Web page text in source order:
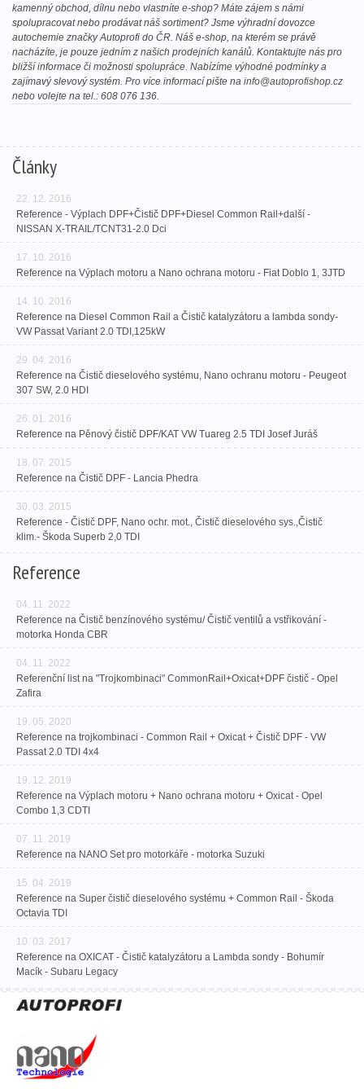
kamenný obchod, dílnu nebo vlastníte e-shop? Máte zájem s námi
spolupracovat nebo prodávat náš sortiment? Jsme výhradní dovozce
autochemie značky Autoprofi do ČR. Náš e-shop, na kterém se právě
nacházíte, je pouze jedním z našich prodejních kanálů. Kontaktujte nás pro
bližší informace či možnosti spolupráce. Nabízíme výhodné podmínky a
zajímavý slevový systém. Pro více informací pište na info@autoprofishop.cz
nebo volejte na tel.: 608 076 136.
Články
22. 12. 2016
Reference - Výplach DPF+Čistič DPF+Diesel Common Rail+další -
NISSAN X-TRAIL/TCNT31-2.0 Dci
17. 10. 2016
Reference na Výplach motoru a Nano ochrana motoru - Fiat Doblo 1, 3JTD
14. 10. 2016
Reference na Diesel Common Rail a Čistič katalyzátoru a lambda sondy-
VW Passat Variant 2.0 TDI,125kW
29. 04. 2016
Reference na Čistič dieselového systému, Nano ochranu motoru - Peugeot
307 SW, 2.0 HDI
26. 01. 2016
Reference na Pěnový čistič DPF/KAT VW Tuareg 2.5 TDI Josef Juráš
18. 07. 2015
Reference na Čistič DPF - Lancia Phedra
30. 03. 2015
Reference - Čistič DPF, Nano ochr. mot., Čistič dieselového sys.,Čistič
klim.- Škoda Superb 2,0 TDI
Reference
04. 11. 2022
Reference na Čistič benzínového systému/ Čistič ventilů a vstřikování -
motorka Honda CBR
04. 11. 2022
Referenční list na "Trojkombinaci" CommonRail+Oxicat+DPF čistič - Opel
Zafira
19. 05. 2020
Reference na trojkombinaci - Common Rail + Oxicat + Čistič DPF - VW
Passat 2.0 TDI 4x4
19. 12. 2019
Reference na Výplach motoru + Nano ochrana motoru + Oxicat - Opel
Combo 1,3 CDTI
07. 11. 2019
Reference na NANO Set pro motorkáře - motorka Suzuki
15. 04. 2019
Reference na Super čistič dieselového systému + Common Rail - Škoda
Octavia TDI
10. 03. 2017
Reference na OXICAT - Čistič katalyzátoru a Lambda sondy - Bohumír
Macík - Subaru Legacy